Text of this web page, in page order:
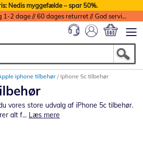
Nedis myggefælde – spar 50%.
Billig fragt // Levering 1-2 dage // 60 dages returret // God service med garanti
iphone tilbehør Iphone 5c tilbehør
vores store udvalg af iPhone 5c tilbehør.
alt f... Læs mere